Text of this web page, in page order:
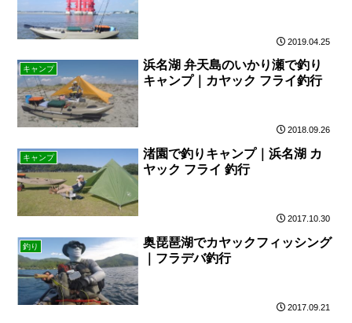
2019.04.25
キャンプ
浜名湖 弁天島のいかり瀬で釣り
キャンプ｜カヤック フライ釣行
2018.09.26
キャンプ
渚園で釣りキャンプ｜浜名湖 カ
ヤック フライ 釣行
2017.10.30
釣り
奥琵琶湖でカヤックフィッシング
｜フラデバ釣行
2017.09.21